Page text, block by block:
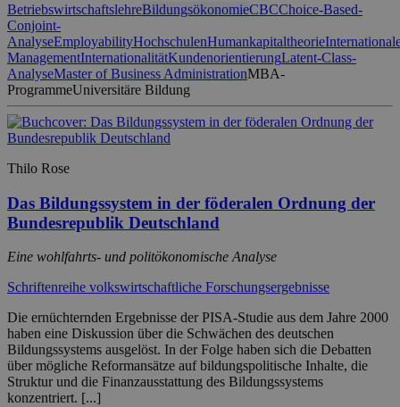
BetriebswirtschaftslehreBildungsökonomieCBCChoice-Based-
Conjoint-
AnalyseEmployabilityHochschulenHumankapitaltheorie
ManagementInternationalitätKundenorientierungLatent-Class-
AnalyseMaster of Business AdministrationMBA-
ProgrammeUniversitäre Bildung
Thilo Rose
Das Bildungssystem in der föderalen Ordnung der
Bundesrepublik Deutschland
Eine wohlfahrts- und politökonomische Analyse
Schriftenreihe volkswirtschaftliche Forschungsergebnisse
Die ernüchternden Ergebnisse der PISA-Studie aus dem Jahre 2000
haben eine Diskussion über die Schwächen des deutschen
Bildungssystems ausgelöst. In der Folge haben sich die Debatten
über mögliche Reformansätze auf bildungspolitische Inhalte, die
Struktur und die Finanzausstattung des Bildungssystems
konzentriert. [...]